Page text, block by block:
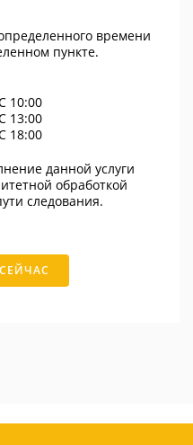
времени
пункте.
10:00
13:00
18:00
данной услуги
обработкой
следования.